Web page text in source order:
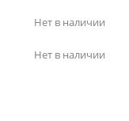
Нет в наличии
Нет в наличии